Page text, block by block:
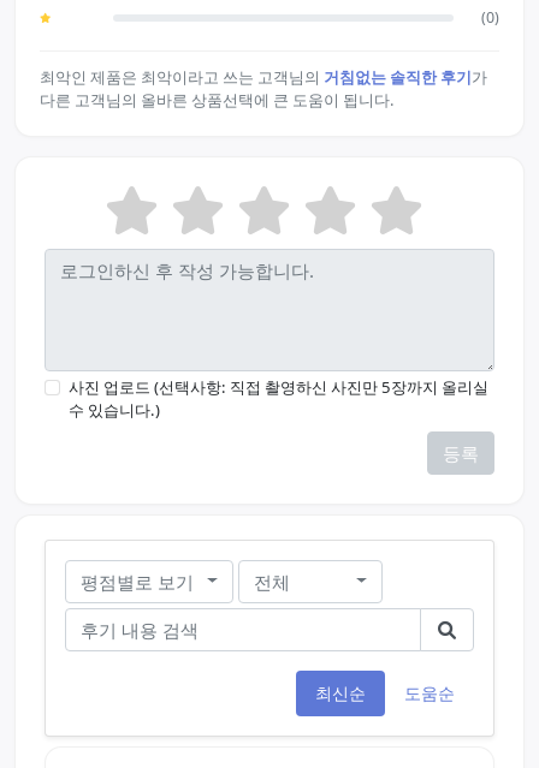
(0)
최악인 제품은 최악이라고 쓰는 고객님의 거침없는 솔직한 후기가
다른 고객님의 올바른 상품선택에 큰 도움이 됩니다.
사진 업로드 (선택사항: 직접 촬영하신 사진만 5장까지 올리실
수 있습니다.)
등록
평점별로 보기 전체
최신순 도움순